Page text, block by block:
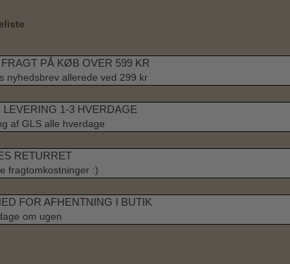
FRAGT PÅ KØB OVER 599 KR
nyhedsbrev allerede ved 299 kr
LEVERING 1-3 HVERDAGE
af GLS alle hverdage
RETURRET
fragtomkostninger :)
FOR AFHENTNING I BUTIK
om ugen